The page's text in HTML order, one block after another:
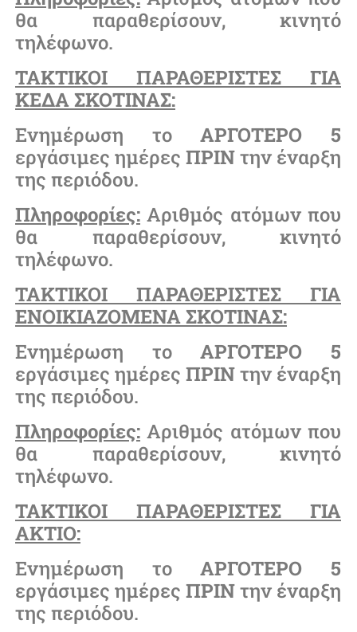
θα παραθερίσουν, κινητό
τηλέφωνο.
ΤΑΚΤΙΚΟΙ ΠΑΡΑΘΕΡΙΣΤΕΣ ΓΙΑ
ΚΕΔΑ ΣΚΟΤΙΝΑΣ:
Ενημέρωση τοΑΡΓΟΤΕΡΟ
5
εργάσιμες ημέρες ΠΡΙΝτην έναρξη
της περιόδου.
Πληροφορίες: Αριθμός ατόμων που
θα παραθερίσουν, κινητό
τηλέφωνο.
ΤΑΚΤΙΚΟΙ ΠΑΡΑΘΕΡΙΣΤΕΣ ΓΙΑ
ΕΝΟΙΚΙΑΖΟΜΕΝΑ ΣΚΟΤΙΝΑΣ:
Ενημέρωση τοΑΡΓΟΤΕΡΟ
5
εργάσιμες ημέρες ΠΡΙΝτην έναρξη
της περιόδου.
Πληροφορίες: Αριθμός ατόμων που
θα παραθερίσουν, κινητό
τηλέφωνο.
ΤΑΚΤΙΚΟΙ ΠΑΡΑΘΕΡΙΣΤΕΣ ΓΙΑ
ΑΚΤΙΟ:
Ενημέρωση τοΑΡΓΟΤΕΡΟ
5
εργάσιμες ημέρες ΠΡΙΝτην έναρξη
της περιόδου.